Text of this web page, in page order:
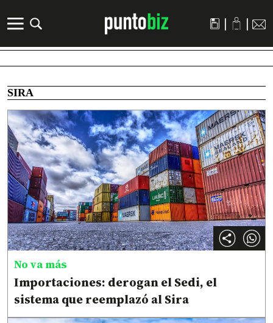
| |
SIRA
No va más
Importaciones: derogan el Sedi, el
sistema que reemplazó al Sira